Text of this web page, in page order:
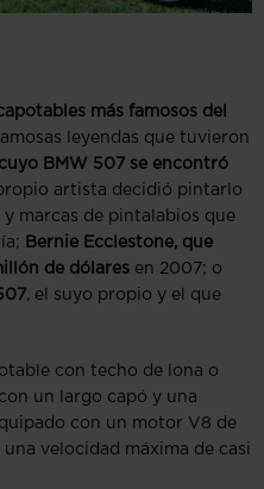
más famosos del
leyendas que tuvieron
cuyo BMW 507 se encontró
artista decidió pintarlo
marcas de pintalabios que
Bernie Ecclestone, que
de dólares en 2007; o
, el suyo propio y el que
con techo de lona o
un largo capó y una
con un motor V8 de
velocidad máxima de casi